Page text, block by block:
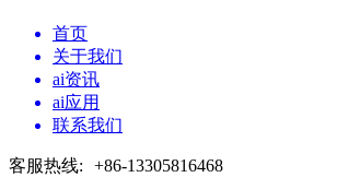
首页
关于我们
ai资讯
ai应用
联系我们
客服热线: +86-13305816468